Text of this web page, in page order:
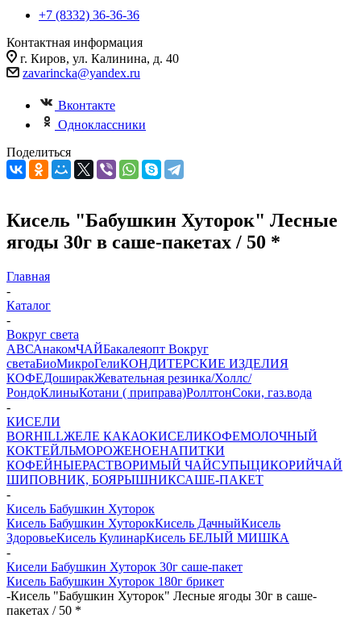
+7 (8332) 36-36-36
Контактная информация
г. Киров, ул. Калинина, д. 40
zavarincka@yandex.ru
Вконтакте
Одноклассники
Поделиться
Кисель "Бабушкин Хуторок" Лесные
ягоды 30г в саше-пакетах / 50 *
Главная
-
Каталог
-
Вокруг света
АВСАнакомЧАЙБакалеяопт Вокруг
светаБиоМикроГелиКОНДИТЕРСКИЕ ИЗДЕЛИЯ
КОФЕДоширакЖевательная резинка/Холлс/
РондоКлиныКотани ( приправа)РоллтонСоки, газ.вода
-
КИСЕЛИ
BORHILLЖЕЛЕ КАКАОКИСЕЛИКОФЕМОЛОЧНЫЙ
КОКТЕЙЛЬМОРОЖЕНОЕНАПИТКИ
КОФЕЙНЫЕРАСТВОРИМЫЙ ЧАЙСУПЫЦИКОРИЙЧАЙ
ШИПОВНИК, БОЯРЫШНИКСАШЕ-ПАКЕТ
-
Кисель Бабушкин Хуторок
Кисель Бабушкин ХуторокКисель ДачныйКисель
ЗдоровьеКисель КулинарКисель БЕЛЫЙ МИШКА
-
Кисели Бабушкин Хуторок 30г саше-пакет
Кисель Бабушкин Хуторок 180г брикет
-Кисель "Бабушкин Хуторок" Лесные ягоды 30г в саше-
пакетах / 50 *